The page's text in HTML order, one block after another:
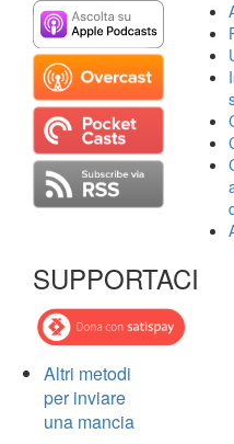
SUPPORTACI
Altri metodi
per inviare
una mancia